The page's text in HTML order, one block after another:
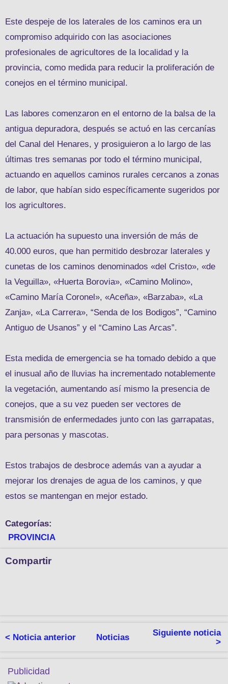
Este despeje de los laterales de los caminos era un
compromiso adquirido con las asociaciones
profesionales de agricultores de la localidad y la
provincia, como medida para reducir la proliferación de
conejos en el término municipal.
Las labores comenzaron en el entorno de la balsa de la
antigua depuradora, después se actuó en las cercanías
del Canal del Henares, y prosiguieron a lo largo de las
últimas tres semanas por todo el término municipal,
actuando en aquellos caminos rurales cercanos a zonas
de labor, que habían sido específicamente sugeridos por
los agricultores.
La actuación ha supuesto una inversión de más de
40.000 euros, que han permitido desbrozar laterales y
cunetas de los caminos denominados «del Cristo», «de
la Veguilla», «Huerta Borovia», «Camino Molino»,
«Camino María Coronel», «Aceña», «Barzaba», «La
Zanja», «La Carrera», “Senda de los Bodigos”, “Camino
Antiguo de Usanos” y el “Camino Las Arcas”.
Esta medida de emergencia se ha tomado debido a que
el inusual año de lluvias ha incrementado notablemente
la vegetación, aumentando así mismo la presencia de
conejos, que a su vez pueden ser vectores de
transmisión de enfermedades junto con las garrapatas,
para personas y mascotas.
Estos trabajos de desbroce además van a ayudar a
mejorar los drenajes de agua de los caminos, y que
estos se mantengan en mejor estado.
Categorías:
PROVINCIA
Compartir
< Noticia anterior Noticias
Siguiente noticia
>
Publicidad